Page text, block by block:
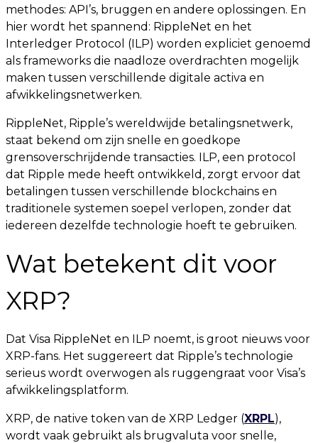
methodes: API’s, bruggen en andere oplossingen. En
hier wordt het spannend: RippleNet en het
Interledger Protocol (ILP) worden expliciet genoemd
als frameworks die naadloze overdrachten mogelijk
maken tussen verschillende digitale activa en
afwikkelingsnetwerken.
RippleNet, Ripple’s wereldwijde betalingsnetwerk,
staat bekend om zijn snelle en goedkope
grensoverschrijdende transacties. ILP, een protocol
dat Ripple mede heeft ontwikkeld, zorgt ervoor dat
betalingen tussen verschillende blockchains en
traditionele systemen soepel verlopen, zonder dat
iedereen dezelfde technologie hoeft te gebruiken.
Wat betekent dit voor
XRP?
Dat Visa RippleNet en ILP noemt, is groot nieuws voor
XRP-fans. Het suggereert dat Ripple’s technologie
serieus wordt overwogen als ruggengraat voor Visa’s
afwikkelingsplatform.
XRP, de native token van de XRP Ledger (XRPL),
wordt vaak gebruikt als brugvaluta voor snelle,